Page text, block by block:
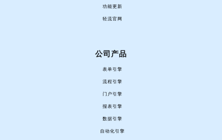
功能更新
轻流官网
公司产品
表单引擎
流程引擎
门户引擎
报表引擎
数据引擎
自动化引擎